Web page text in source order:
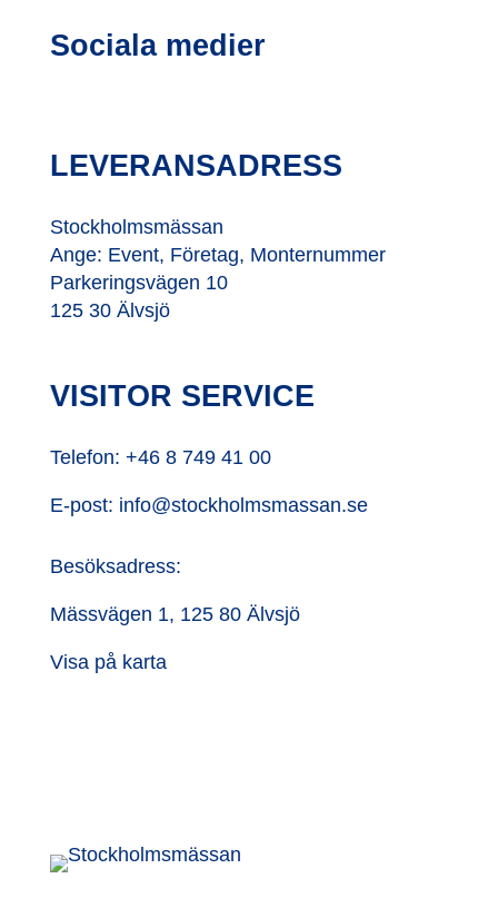
Sociala medier
LEVERANSADRESS
Stockholmsmässan
Ange: Event, Företag, Monternummer
Parkeringsvägen 10
125 30 Älvsjö
VISITOR SERVICE
Telefon: +46 8 749 41 00
E-post: info@stockholmsmassan.se
Besöksadress:
Mässvägen 1, 125 80 Älvsjö
Visa på karta